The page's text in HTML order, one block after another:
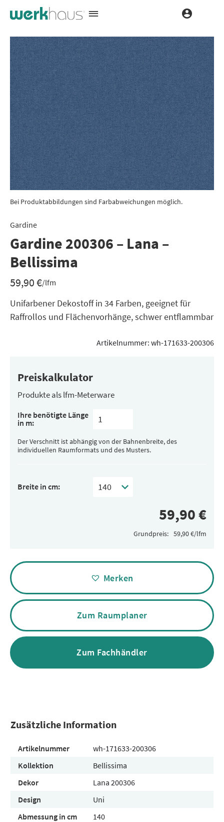
Bei Produktabbildungen sind Farbabweichungen möglich.
Gardine
Gardine 200306 – Lana –
Bellissima
59,90€/lfm
Unifarbener Dekostoff in 34 Farben, geeignet für
Raffrollos und Flächenvorhänge, schwer entflammbar
Artikelnummer: wh-171633-200306
Preiskalkulator
Produkte als lfm-Meterware
Ihre benötigte Länge
in m:
Der Verschnitt ist abhängig von der Bahnenbreite, des
individuellen Raumformats und des Musters.
Breite in cm:
Grundpreis:
Alternative:
Merken
Zum Raumplaner
Zum Fachhändler
Zusätzliche Information
Artikelnummer
wh-171633-200306
Kollektion
Bellissima
Dekor
Lana 200306
Design
Uni
Abmessung in cm
140